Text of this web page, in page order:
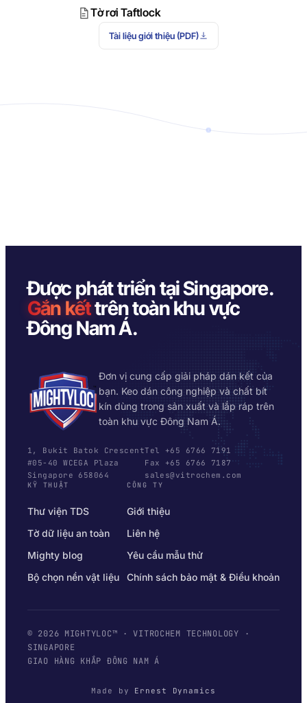
Tờ rơi Taftlock
Tài liệu giới thiệu (PDF)
Được phát triển tại Singapore.
Gắn kếttrên toàn khu vực
Đông Nam Á.
Đơn vị cung cấp giải pháp dán kết của
bạn. Keo dán công nghiệp và chất bít
kín dùng trong sản xuất và lắp ráp trên
toàn khu vực Đông Nam Á.
1, Bukit Batok Crescent
#05-40 WCEGA Plaza
Singapore 658064
Tel +65 6766 7191
Fax +65 6766 7187
sales@vitrochem.com
KỸ THUẬT
Thư viện TDS
Tờ dữ liệu an toàn
Mighty blog
Bộ chọn nền vật liệu
CÔNG TY
Giới thiệu
Liên hệ
Yêu cầu mẫu thử
Chính sách bảo mật & Điều khoản
© 2026 MIGHTYLOC™ · VITROCHEM TECHNOLOGY ·
SINGAPORE
GIAO HÀNG KHẮP ĐÔNG NAM Á
Made by Ernest Dynamics